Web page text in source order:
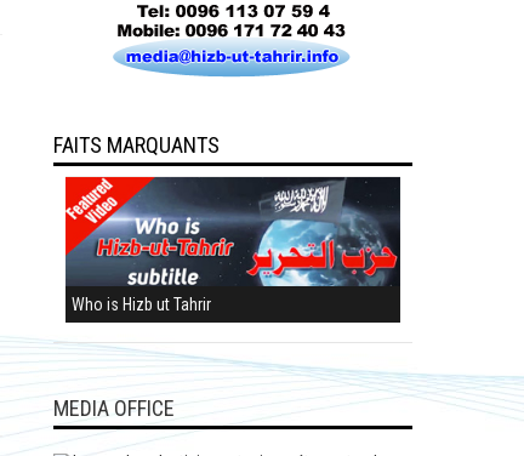
FAITS MARQUANTS
Who is Hizb ut Tahrir
MEDIA OFFICE